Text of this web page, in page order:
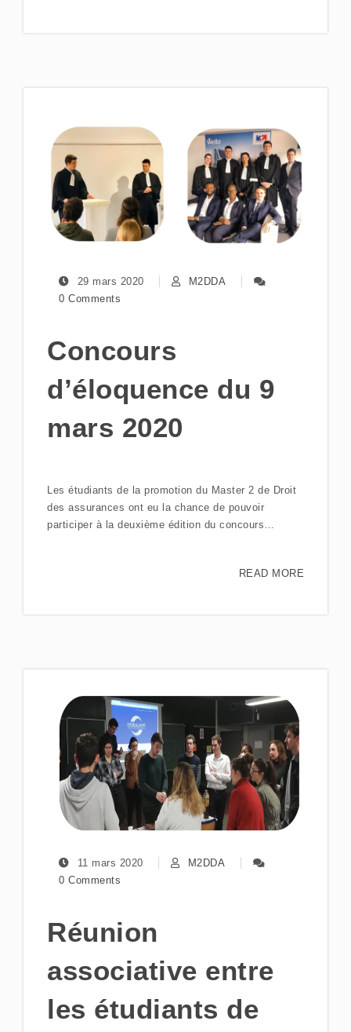
29 mars 2020
M2DDA
0 Comments
Concours
d’éloquence du 9
mars 2020
Les étudiants de la promotion du Master 2 de Droit
des assurances ont eu la chance de pouvoir
participer à la deuxième édition du concours…
READ MORE
11 mars 2020
M2DDA
0 Comments
Réunion
associative entre
les étudiants de